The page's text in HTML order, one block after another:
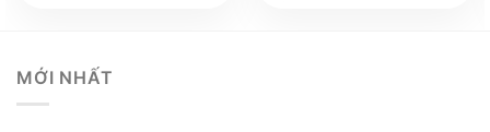
MỚI NHẤT